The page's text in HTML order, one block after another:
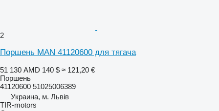
2
Поршень MAN 41120600 для тягача
51 130 AMD 140 $ ≈ 121,20 €
Поршень
41120600 51025006389
Украина, м. Львів
TIR-motors